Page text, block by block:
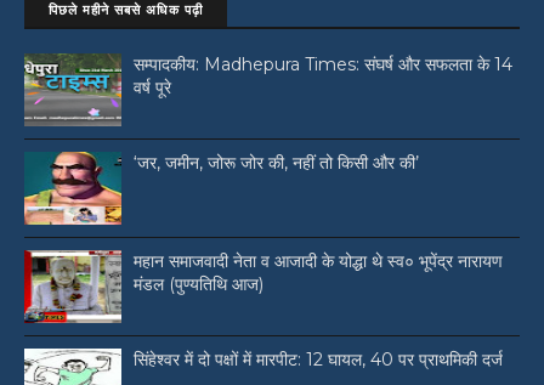
पिछले महीने सबसे अधिक पढ़ी
सम्पादकीय: Madhepura Times: संघर्ष और सफलता के 14
वर्ष पूरे
‘जर, जमीन, जोरू जोर की, नहीं तो किसी और की’
महान समाजवादी नेता व आजादी के योद्धा थे स्व० भूपेंद्र नारायण
मंडल (पुण्यतिथि आज)
सिंहेश्वर में दो पक्षों में मारपीट: 12 घायल, 40 पर प्राथमिकी दर्ज